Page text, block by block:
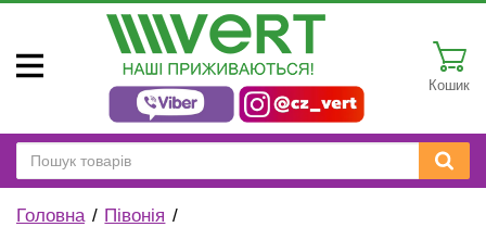
Кошик
Головна Півонія